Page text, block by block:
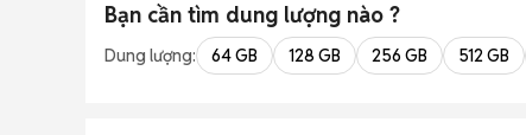
Bạn cần tìm dung lượng nào ?
Dung lượng: 64 GB 128 GB 256 GB 512 GB